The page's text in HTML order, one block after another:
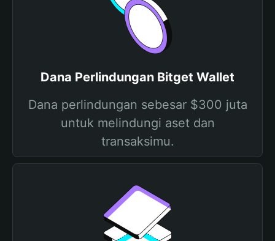
Dana Perlindungan Bitget Wallet
Dana perlindungan sebesar $300 juta
untuk melindungi aset dan
transaksimu.